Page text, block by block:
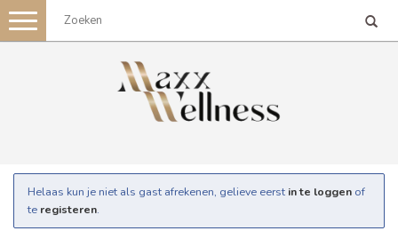
Toggle
navigation
Helaas kun je niet als gast afrekenen, gelieve eerst in te loggen of
te registeren.